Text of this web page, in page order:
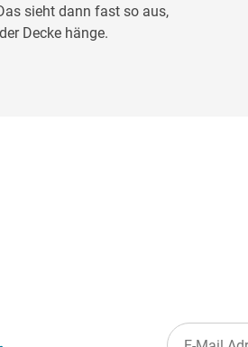
sieht dann fast so aus,
Decke hänge.